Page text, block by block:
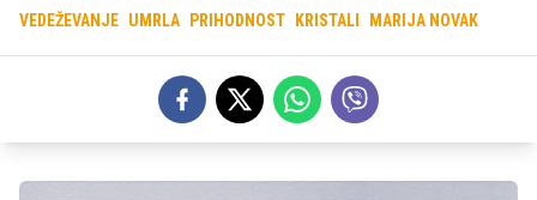
VEDEŽEVANJE UMRLA PRIHODNOST KRISTALI MARIJA NOVAK